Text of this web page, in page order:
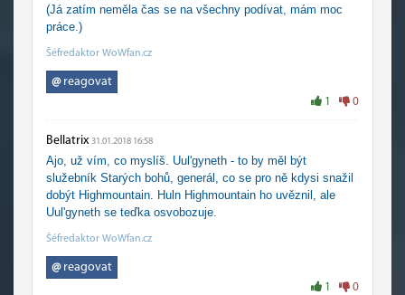
(Já zatím neměla čas se na všechny podívat, mám moc
práce.)
Šéfredaktor WoWfan.cz
@reagovat
1 0
Bellatrix 31.01.2018 16:58
Ajo, už vím, co myslíš. Uul'gyneth - to by měl být
služebník Starých bohů, generál, co se pro ně kdysi snažil
dobýt Highmountain. Huln Highmountain ho uvěznil, ale
Uul'gyneth se teďka osvobozuje.
Šéfredaktor WoWfan.cz
@reagovat
1 0